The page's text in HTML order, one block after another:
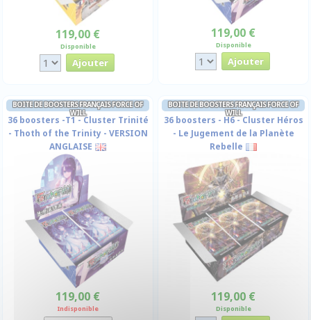
119,00 €
Disponible
119,00 €
Disponible
BOITE DE BOOSTERS FRANÇAIS FORCE OF
WILL
36 boosters -T1 - Cluster Trinité
- Thoth of the Trinity - VERSION
ANGLAISE
119,00 €
Indisponible
BOITE DE BOOSTERS FRANÇAIS FORCE OF
WILL
36 boosters - H6 - Cluster Héros
- Le Jugement de la Planète
Rebelle
119,00 €
Disponible